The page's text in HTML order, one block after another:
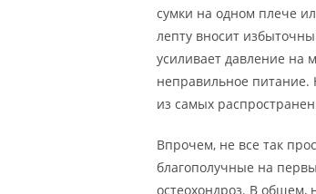
сумки на одном плече
лепту вносит
усиливает давление на
неправильное питание.
из самых
Впрочем, не все так
благополучные на
остеохондроз. В общем,